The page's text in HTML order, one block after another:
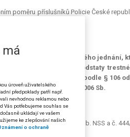
poměru příslušníků Policie České
dopustí zavrženíhodného jednání,
znaky skutkové podstaty
ze služebního poměru podle § 106
ve znění zákona č. 21/2006 Sb.
čj. 6 Ads 25/2009-87)
č. 835/2001; č. 231/2004 Sb. NSS a č.
úroveň uživatelského
předpoklady patří např.
nevhodnou reklamou nebo
Vás potřebujeme souhlas se
ukládají ve vašem
ke zlepšování našich
o ochraně